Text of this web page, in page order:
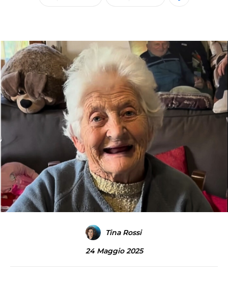
Tina Rossi
24 Maggio 2025